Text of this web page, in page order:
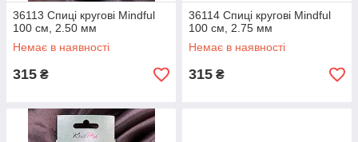
36113 Спиці кругові Mindful
100 см, 2.50 мм
Немає в наявності
315 ₴
36114 Спиці кругові Mindful
100 см, 2.75 мм
Немає в наявності
315 ₴